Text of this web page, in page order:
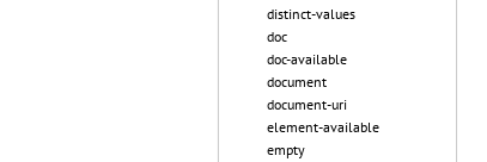
distinct-values
doc
doc-available
document
document-uri
element-available
empty